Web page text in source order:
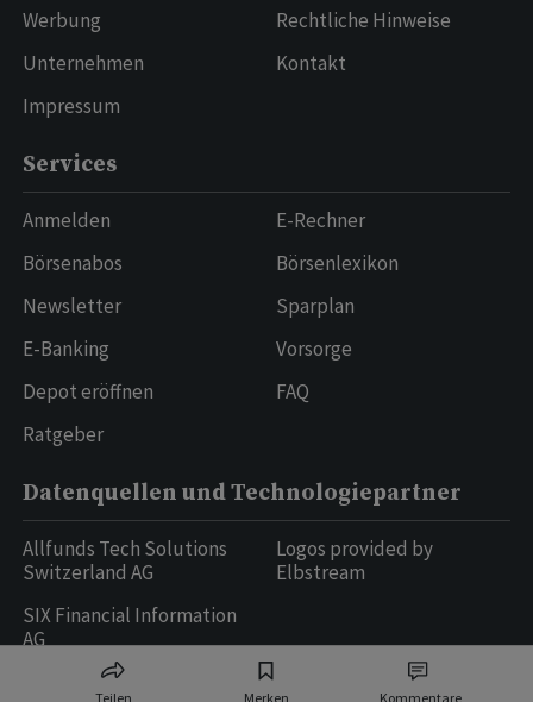
Teilen Merken Kommentare
Werbung
Unternehmen
Impressum
Rechtliche Hinweise
Kontakt
Services
Anmelden
Börsenabos
Newsletter
E-Banking
Depot eröffnen
Ratgeber
E-Rechner
Börsenlexikon
Sparplan
Vorsorge
FAQ
Datenquellen und Technologiepartner
Allfunds Tech Solutions
Switzerland AG
SIX Financial Information
AG
Logos provided by
Elbstream